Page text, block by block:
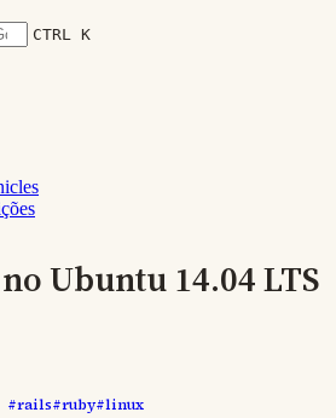
CTRL K
Ubuntu 14.04 LTS
#rails#ruby#linux